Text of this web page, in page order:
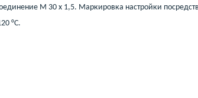
M 30 x 1,5. Маркировка настройки
°C.